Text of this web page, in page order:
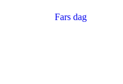
Fars dag